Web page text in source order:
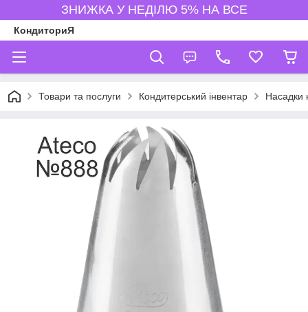
ЗНИЖКА У НЕДІЛЮ 5% НА ВСЕ
КондиториЯ
Товари та послуги Кондитерський інвентар Насадки